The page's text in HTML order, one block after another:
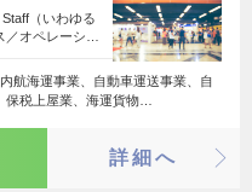
（いわゆる
／オペレーシ…
航海運事業、自動車運送事業、自
税上屋業、海運貨物…
詳細へ